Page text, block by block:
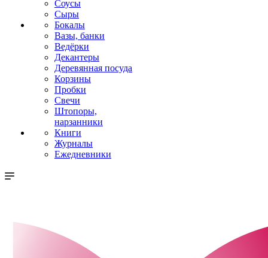
Соусы
Сыры
Бокалы
Вазы, банки
Ведёрки
Декантеры
Деревянная посуда
Корзины
Пробки
Свечи
Штопоры,
нарзанники
Книги
Журналы
Ежедневники